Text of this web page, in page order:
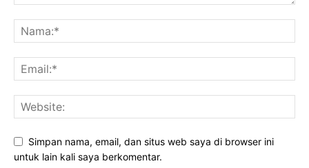
Simpan nama, email, dan situs web saya di browser ini
untuk lain kali saya berkomentar.